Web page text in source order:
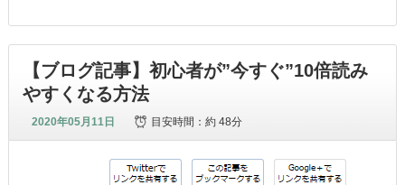
【ブログ記事】初心者が”今すぐ”10倍読み
やすくなる方法
2020年05月11日 目安時間：約 48分